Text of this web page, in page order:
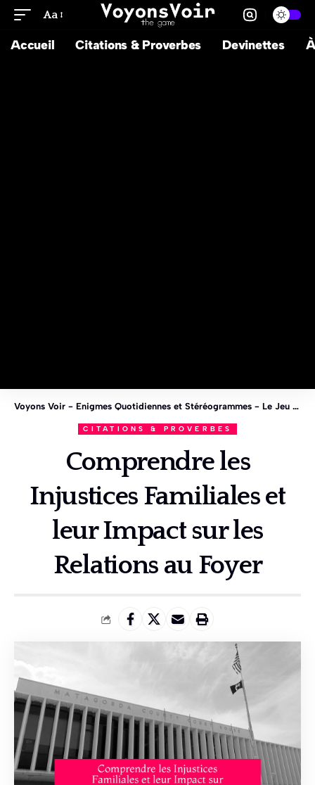
Aa
Accueil Citations & Proverbes Devinettes
Voyons Voir - Enigmes Quotidiennes et Stéréogrammes - Le Jeu des 1%
CITATIONS & PROVERBES
Comprendre les
Injustices Familiales et
leur Impact sur les
Relations au Foyer